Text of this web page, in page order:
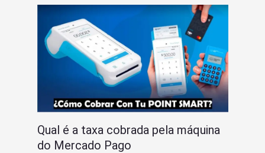
Qual é a taxa cobrada pela máquina
do Mercado Pago